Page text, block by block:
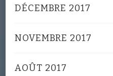
DÉCEMBRE 2017
NOVEMBRE 2017
AOÛT 2017